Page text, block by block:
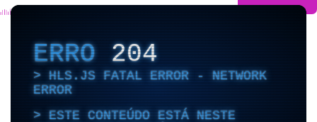
ERRO204
HLS.JS FATAL ERROR - NETWORK
ERROR
ESTE CONTEÚDO ESTÁ NESTE